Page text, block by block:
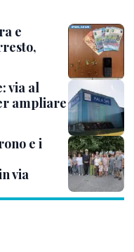
e
via al
ampliare
e i
via